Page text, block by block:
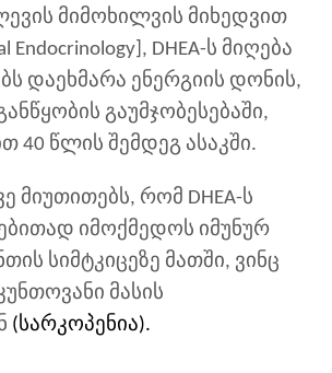
მიმოხილვის მიხედვით
Endocrinology], DHEA-ს მიღება
დაეხმარა ენერგიის დონის,
გაუმჯობესებაში,
40 წლის შემდეგ ასაკში.
მიუთითებს, რომ DHEA-ს
იმოქმედოს იმუნურ
სიმტკიცეზე მათში, ვინც
მასის
(სარკოპენია).